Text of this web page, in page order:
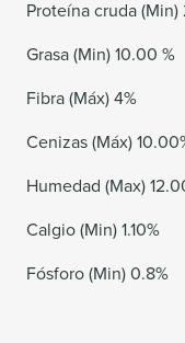
Proteína cruda (Min)
Grasa (Min) 10.00 %
Fibra (Máx) 4%
Cenizas (Máx)
Humedad (Max)
Calgio (Min) 1.10%
Fósforo (Min) 0.8%